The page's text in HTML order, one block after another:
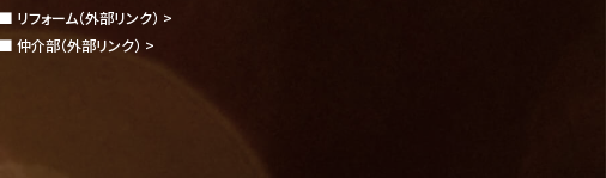
リフォーム（外部リンク） >
仲介部（外部リンク） >